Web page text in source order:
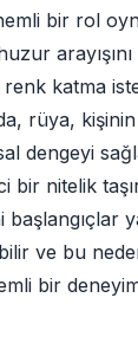
bir rol
arayışını
renk katma
rüya,
dengeyi
bir nitelik
başlangıçlar
ve bu
bir